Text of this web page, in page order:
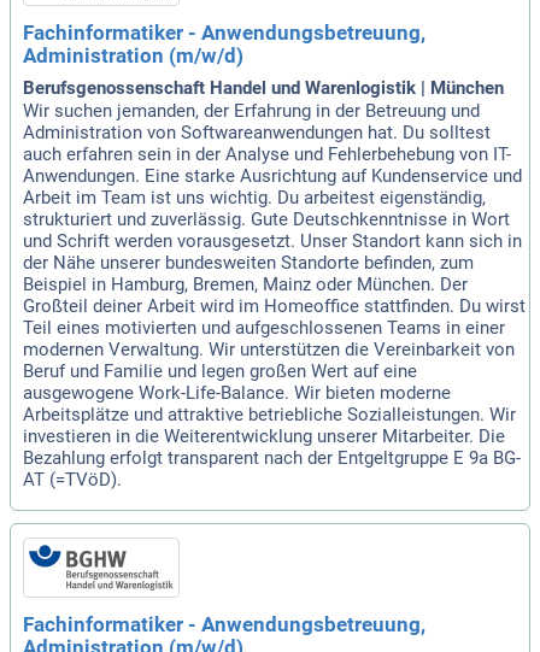
Fachinformatiker - Anwendungsbetreuung,
Administration (m/w/d)
Berufsgenossenschaft Handel und Warenlogistik | München
Wir suchen jemanden, der Erfahrung in der Betreuung und
Administration von Softwareanwendungen hat. Du solltest
auch erfahren sein in der Analyse und Fehlerbehebung von IT-
Anwendungen. Eine starke Ausrichtung auf Kundenservice und
Arbeit im Team ist uns wichtig. Du arbeitest eigenständig,
strukturiert und zuverlässig. Gute Deutschkenntnisse in Wort
und Schrift werden vorausgesetzt. Unser Standort kann sich in
der Nähe unserer bundesweiten Standorte befinden, zum
Beispiel in Hamburg, Bremen, Mainz oder München. Der
Großteil deiner Arbeit wird im Homeoffice stattfinden. Du wirst
Teil eines motivierten und aufgeschlossenen Teams in einer
modernen Verwaltung. Wir unterstützen die Vereinbarkeit von
Beruf und Familie und legen großen Wert auf eine
ausgewogene Work-Life-Balance. Wir bieten moderne
Arbeitsplätze und attraktive betriebliche Sozialleistungen. Wir
investieren in die Weiterentwicklung unserer Mitarbeiter. Die
Bezahlung erfolgt transparent nach der Entgeltgruppe E 9a BG-
AT (=TVöD).
Fachinformatiker - Anwendungsbetreuung,
Administration (m/w/d)